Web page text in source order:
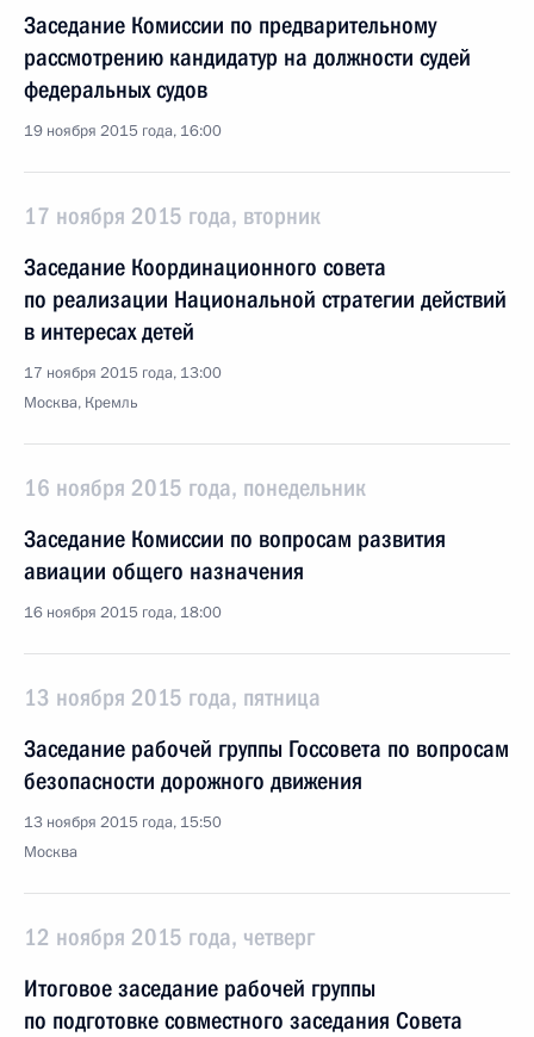
Заседание Комиссии по предварительному
рассмотрению кандидатур на должности судей
федеральных судов
19 ноября 2015 года, 16:00
17 ноября 2015 года, вторник
Заседание Координационного совета
по реализации Национальной стратегии действий
в интересах детей
17 ноября 2015 года, 13:00
Москва, Кремль
16 ноября 2015 года, понедельник
Заседание Комиссии по вопросам развития
авиации общего назначения
16 ноября 2015 года, 18:00
13 ноября 2015 года, пятница
Заседание рабочей группы Госсовета по вопросам
безопасности дорожного движения
13 ноября 2015 года, 15:50
Москва
12 ноября 2015 года, четверг
Итоговое заседание рабочей группы
по подготовке совместного заседания Совета